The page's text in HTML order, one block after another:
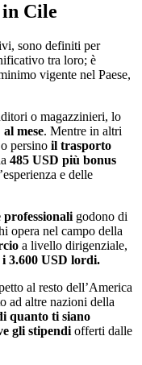
Cile
sono definiti per
tra loro; è
vigente nel Paese,
o magazzinieri, lo
mese. Mentre in altri
o persino il trasporto
485 USD più bonus
e delle
godono di
opera nel campo della
a livello dirigenziale,
i 3.600 USD lordi.
al resto dell’America
ad altre nazioni della
quanto ti siano
gli stipendi offerti dalle